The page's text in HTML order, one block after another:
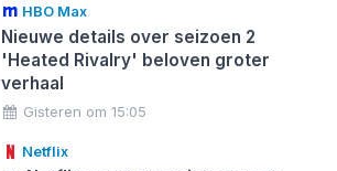
HBO Max
Nieuwe details over seizoen 2
'Heated Rivalry' beloven groter
verhaal
Gisteren om 15:05
Netflix